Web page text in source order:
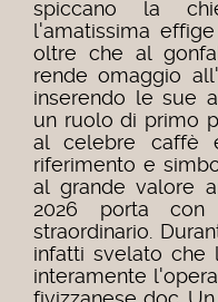
spiccano la
l'amatissima
oltre che al
rende omaggio
inserendo le sue
un ruolo di primo
al celebre caffè
riferimento e
al grande valore
2026 porta
straordinario.
infatti svelato che
interamente